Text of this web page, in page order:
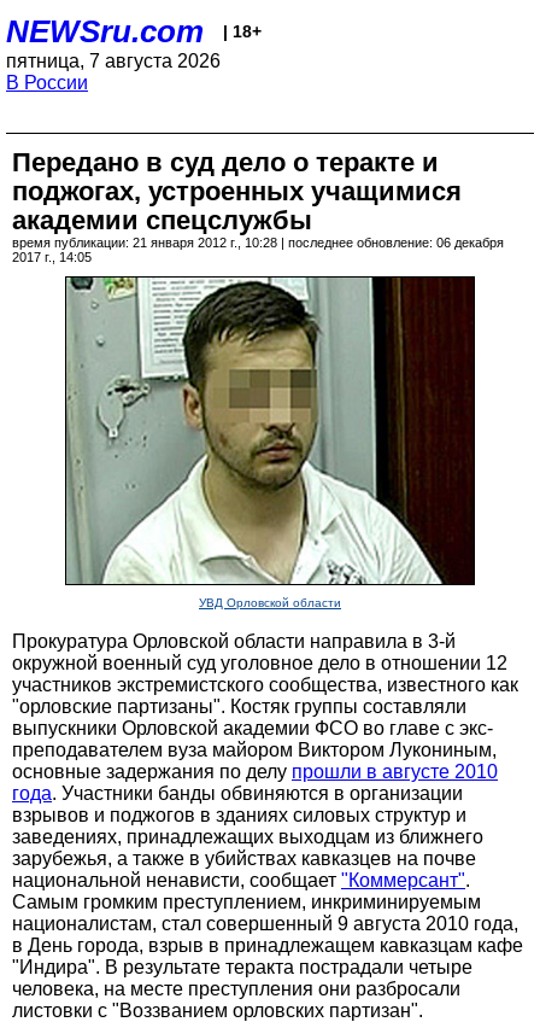
NEWSru.com | 18+
пятница, 7 августа 2026
В России
Передано в суд дело о теракте и
поджогах, устроенных учащимися
академии спецслужбы
время публикации: 21 января 2012 г., 10:28 | последнее обновление: 06 декабря
2017 г., 14:05
УВД Орловской области
Прокуратура Орловской области направила в 3-й
окружной военный суд уголовное дело в отношении 12
участников экстремистского сообщества, известного как
"орловские партизаны". Костяк группы составляли
выпускники Орловской академии ФСО во главе с экс-
преподавателем вуза майором Виктором Лукониным,
основные задержания по делу прошли в августе 2010
года. Участники банды обвиняются в организации
взрывов и поджогов в зданиях силовых структур и
заведениях, принадлежащих выходцам из ближнего
зарубежья, а также в убийствах кавказцев на почве
национальной ненависти, сообщает "Коммерсант".
Самым громким преступлением, инкриминируемым
националистам, стал совершенный 9 августа 2010 года,
в День города, взрыв в принадлежащем кавказцам кафе
"Индира". В результате теракта пострадали четыре
человека, на месте преступления они разбросали
листовки с "Воззванием орловских партизан".